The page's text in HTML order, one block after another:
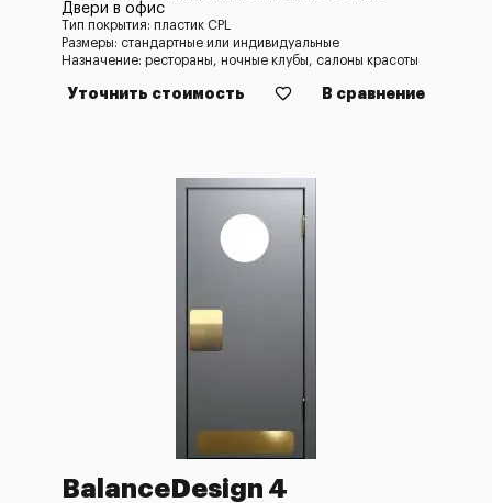
Двери в офис
Тип покрытия: пластик CPL
Размеры: стандартные или индивидуальные
Назначение: рестораны, ночные клубы, салоны красоты
Уточнить стоимость В сравнение
BalanceDesign 4